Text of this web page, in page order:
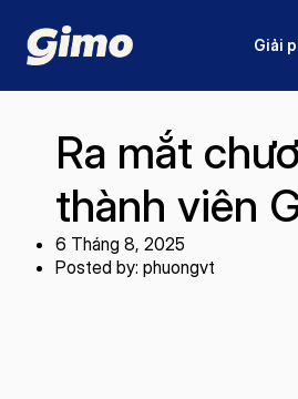
Giải
Ra mắt
thành viên
6 Tháng 8, 2025
Posted by: phuongvt